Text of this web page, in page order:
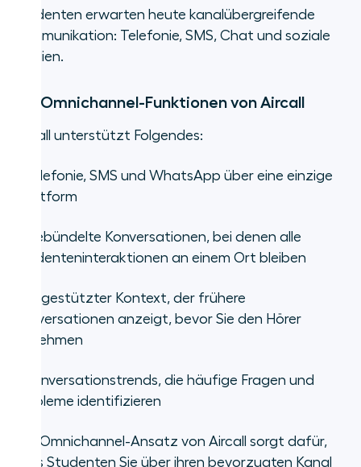
Studenten erwarten heute kanalübergreifende
Kommunikation: Telefonie, SMS, Chat und soziale
Medien.
Die Omnichannel-Funktionen von Aircall
Aircall unterstützt Folgendes:
Telefonie, SMS und WhatsApp über eine einzige
Plattform
Gebündelte Konversationen, bei denen alle
Studenteninteraktionen an einem Ort bleiben
KI-gestützter Kontext, der frühere
Konversationen anzeigt, bevor Sie den Hörer
abnehmen
Konversationstrends, die häufige Fragen und
Probleme identifizieren
Der Omnichannel-Ansatz von Aircall sorgt dafür,
dass Studenten Sie über ihren bevorzugten Kanal